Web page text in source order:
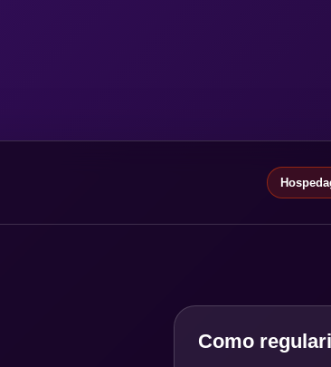
Como